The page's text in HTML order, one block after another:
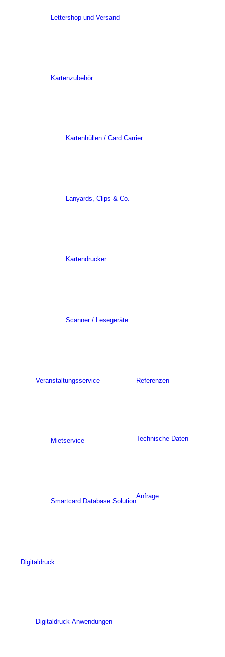
Lettershop und Versand
Kartenzubehör
Kartenhüllen / Card Carrier
Lanyards, Clips & Co.
Kartendrucker
Scanner / Lesegeräte
Veranstaltungsservice
Mietservice
Smartcard Database Solution
Referenzen
Technische Daten
Anfrage
Digitaldruck
Digitaldruck-Anwendungen